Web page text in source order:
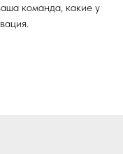
команда, какие у